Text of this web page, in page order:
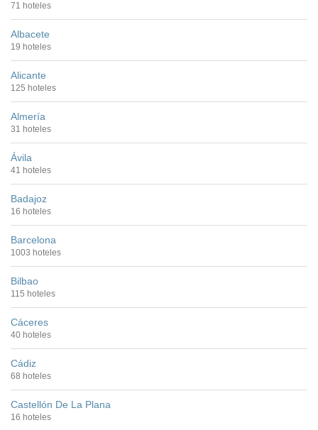
71 hoteles
Albacete
19 hoteles
Alicante
125 hoteles
Almería
31 hoteles
Ávila
41 hoteles
Badajoz
16 hoteles
Barcelona
1003 hoteles
Bilbao
115 hoteles
Cáceres
40 hoteles
Cádiz
68 hoteles
Castellón De La Plana
16 hoteles